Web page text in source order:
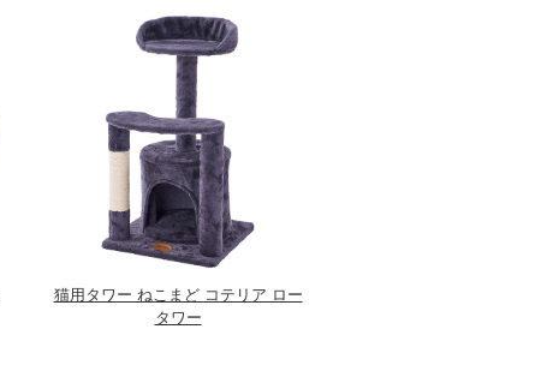
猫用タワー ねこまど コテリア ロー
タワー